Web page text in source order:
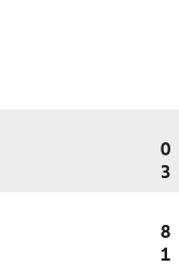
0
3
8
1